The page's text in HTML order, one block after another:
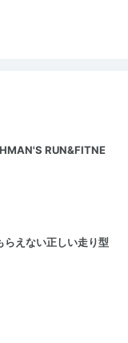
RUN&FITNE
らえない正しい走り型